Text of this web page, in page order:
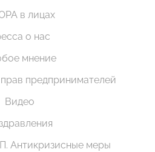
в лицах
о нас
мнение
предпринимателей
Видео
Антикризисные меры